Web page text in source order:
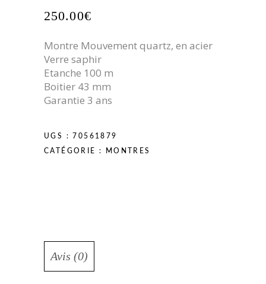
250.00€
Montre Mouvement quartz, en acier
Verre saphir
Etanche 100 m
Boitier 43 mm
Garantie 3 ans
UGS : 70561879
CATÉGORIE : MONTRES
Avis (0)